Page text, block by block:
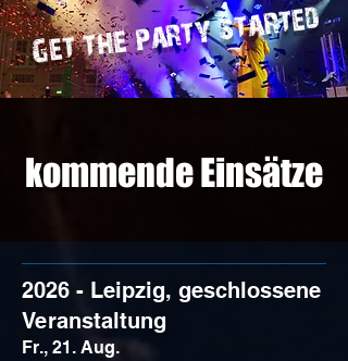
Get the party started
kommende Einsätze
2026 - Leipzig, geschlossene
Veranstaltung
Fr., 21. Aug.